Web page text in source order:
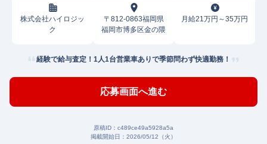
株式会社ハイロジッ
ク
〒812-0863福岡県
福岡市博多区金の隈
月給21万円～35万円
経験で給与査定！1人1台営業車ありで季節問わず快適勤務！
応募画面へ進む
原稿ID： c489ce49a5928a5a
掲載開始日： 2026/05/12（火）